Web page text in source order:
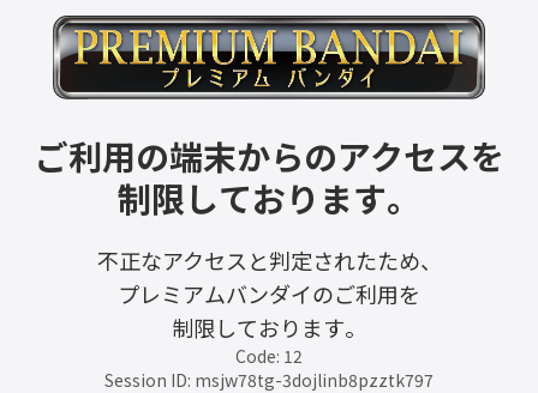
ご利用の端末からのアクセスを
制限しております。
不正なアクセスと判定されたため、
プレミアムバンダイのご利用を
制限しております。
Code: 12
Session ID: msjw78tg-3dojlinb8pzztk797